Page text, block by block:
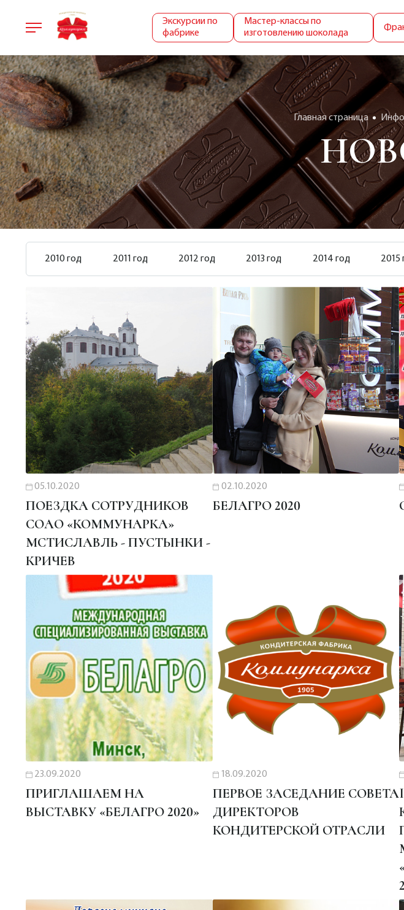
Экскурсии по
фабрике
Мастер-классы по
изготовлению шоколада
Главная страница
2010 год 2011 год 2012 год 2013 год 2014 год 2015
05.10.2020
ПОЕЗДКА СОТРУДНИКОВ
СОАО «КОММУНАРКА»
МСТИСЛАВЛЬ - ПУСТЫНКИ -
КРИЧЕВ
02.10.2020
БЕЛАГРО 2020
23.09.2020
ПРИГЛАШАЕМ НА
ВЫСТАВКУ «БЕЛАГРО 2020»
18.09.2020
ПЕРВОЕ ЗАСЕДАНИЕ СОВЕТА
ДИРЕКТОРОВ
КОНДИТЕРСКОЙ ОТРАСЛИ